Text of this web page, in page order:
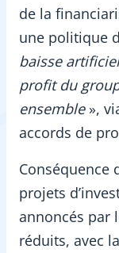
de la
une politique
baisse
profit du
ensemble »,
accords de
Conséquence
projets
annoncés par
réduits, avec